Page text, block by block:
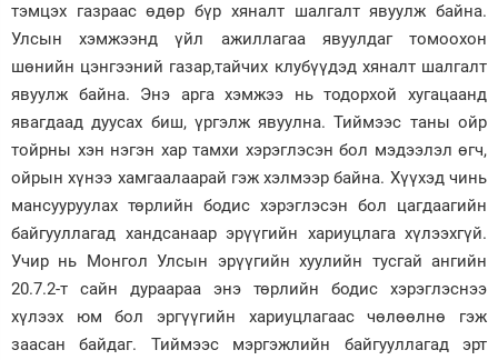
тэмцэх газраас өдөр бүр хяналт шалгалт явуулж байна.
Улсын хэмжээнд үйл ажиллагаа явуулдаг томоохон
шөнийн цэнгээний газар,тайчих клубүүдэд хяналт шалгалт
явуулж байна. Энэ арга хэмжээ нь тодорхой хугацаанд
явагдаад дуусах биш, үргэлж явуулна. Тиймээс таны ойр
тойрны хэн нэгэн хар тамхи хэрэглэсэн бол мэдээлэл өгч,
ойрын хүнээ хамгаалаарай гэж хэлмээр байна. Хүүхэд чинь
мансууруулах төрлийн бодис хэрэглэсэн бол цагдаагийн
байгууллагад хандсанаар эрүүгийн хариуцлага хүлээхгүй.
Учир нь Монгол Улсын эрүүгийн хуулийн тусгай ангийн
20.7.2-т сайн дураараа энэ төрлийн бодис хэрэглэснээ
хүлээх юм бол эргүүгийн хариуцлагаас чөлөөлнө гэж
заасан байдаг. Тиймээс мэргэжлийн байгууллагад эрт